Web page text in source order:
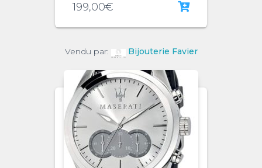
199,00€
Vendu par: Bijouterie Favier